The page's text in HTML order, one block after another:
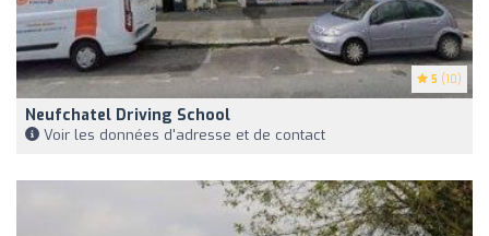
5 (10)
Neufchatel Driving School
Voir les données d'adresse et de contact